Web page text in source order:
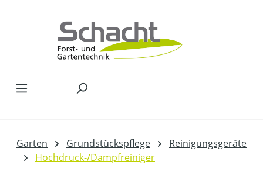
Garten Grundstückspflege
Reinigungsgeräte
Hochdruck-/Dampfreiniger